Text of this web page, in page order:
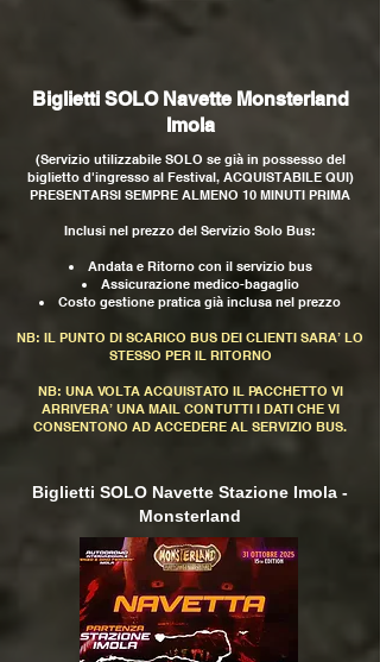
Biglietti SOLO Navette Monsterland
Imola
(Servizio utilizzabile SOLO se già in possesso del
biglietto d'ingresso al Festival, ACQUISTABILE QUI)
PRESENTARSI SEMPRE ALMENO 10 MINUTI PRIMA
Inclusi nel prezzo del Servizio Solo Bus:
Andata e Ritorno con il servizio bus
Assicurazione medico-bagaglio
Costo gestione pratica già inclusa nel prezzo
NB: IL PUNTO DI SCARICO BUS DEI CLIENTI SARA’ LO
STESSO PER IL RITORNO
NB: UNA VOLTA ACQUISTATO IL PACCHETTO VI
ARRIVERA’ UNA MAIL CON TUTTI I DATI CHE VI
CONSENTONO AD ACCEDERE AL SERVIZIO BUS.
Biglietti SOLO Navette Stazione Imola -
Monsterland